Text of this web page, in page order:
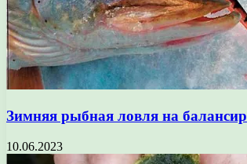
Зимняя рыбная ловля на балансир
10.06.2023